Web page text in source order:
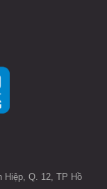
Hiệp, Q. 12, TP Hồ